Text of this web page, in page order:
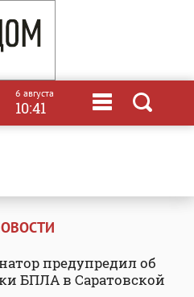
6 августа
10:41
предупредил об
БПЛА в Саратовской